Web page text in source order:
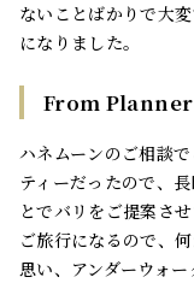
ないことばかりで大
になりました。
From Planner
ハネムーンのご相談
ティーだったので、
とでバリをご提案さ
ご旅行になるので、
思い、アンダーウォ